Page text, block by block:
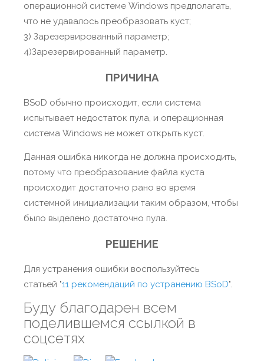
операционной системе Windows предполагать,
что не удавалось преобразовать куст;
3) Зарезервированный параметр;
4)Зарезервированный параметр.
ПРИЧИНА
BSoD обычно происходит, если система
испытывает недостаток пула, и операционная
система Windows не может открыть куст.
Данная ошибка никогда не должна происходить,
потому что преобразование файла куста
происходит достаточно рано во время
системной инициализации таким образом, чтобы
было выделено достаточно пула.
РЕШЕНИЕ
Для устранения ошибки воспользуйтесь
статьей "11 рекомендаций по устранению BSoD".
Буду благодарен всем
поделившемся ссылкой в
соцсетях